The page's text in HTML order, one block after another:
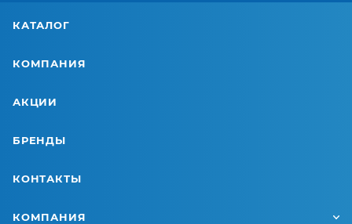
КАТАЛОГ
КОМПАНИЯ
АКЦИИ
БРЕНДЫ
КОНТАКТЫ
КОМПАНИЯ